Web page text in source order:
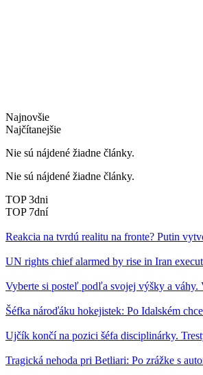
Najnovšie
Najčítanejšie
Nie sú nájdené žiadne články.
Nie sú nájdené žiadne články.
TOP 3dni
TOP 7dní
Reakcia na tvrdú realitu na fronte? Putin
UN rights chief alarmed by rise in Iran
Vyberte si posteľ podľa svojej výšky a váhy.
Šéfka nároďáku hokejistek: Po Idalském
Ujčík končí na pozici šéfa disciplinárky.
Tragická nehoda pri Betliari: Po zrážke s